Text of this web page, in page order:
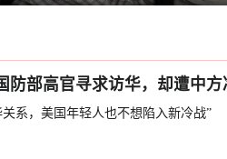
防部高官寻求访华，却遭中方
系，美国年轻人也不想陷入新冷战”